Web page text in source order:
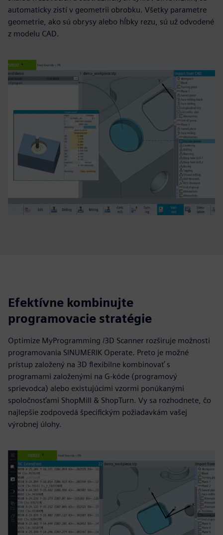
automaticky zistí v geometrii obrobku. Všetky parametre
geometrie, ako sú obrysy alebo hĺbky rezu, sú už odvodené
z modelu CAD.
Efektívne kombinujte
programovacie stratégie
Optimize MyProgramming /3D Scanner rozširuje možnosti
programovania SINUMERIK Operate. Preto je možné
prístup založený na 3D flexibilne kombinovať s
programami založenými na G-kóde (programový
sprievodca) alebo existujúcimi vzormi ponúkanými
spoločnosťami ShopMill & ShopTurn. Vy sa rozhodnete, čo
najlepšie zodpovedá špecifickým požiadavkám vašej
výrobnej úlohy.